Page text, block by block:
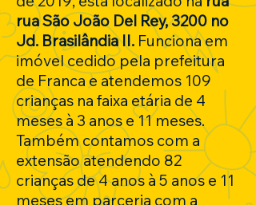
rua São João Del Rey, 3200 no
Jd. Brasilândia II. Funciona em
imóvel cedido pela prefeitura
de Franca e atendemos 109
crianças na faixa etária de 4
meses à 3 anos e 11 meses.
Também contamos com a
extensão atendendo 82
crianças de 4 anos à 5 anos e 11
meses em parceria com a